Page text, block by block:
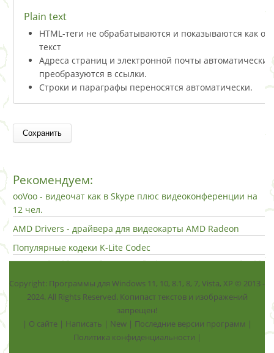
Plain text
HTML-теги не обрабатываются и показываются как
текст
Адреса страниц и электронной почты автоматически
преобразуются в ссылки.
Строки и параграфы переносятся автоматически.
Рекомендуем:
ooVoo - видеочат как в Skype плюс видеоконференции на
12 чел.
AMD Drivers - драйвера для видеокарты AMD Radeon
Популярные кодеки K-Lite Codec
Copyright: Программы для Windows 11, 10, 8.1, 8, 7, Vista, ХР © 2013 -
2024. All Rights Reserved. Копипаст текстов и изображений
запрещен!
| О сайте| Написать | New| Последние версии программ |
Политика конфиденциальности |